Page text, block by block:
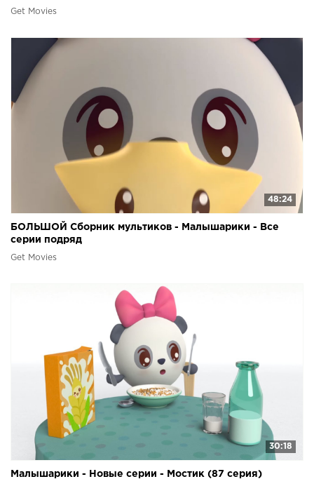
Get Movies
48:24
БОЛЬШОЙ Сборник мультиков - Малышарики - Все
серии подряд
Get Movies
30:18
Малышарики - Новые серии - Мостик (87 серия)